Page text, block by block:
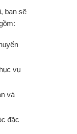
bạn sẽ
vụ
và
đặc